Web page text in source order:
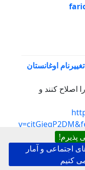
پذیرم!
اجتماعی و آمار
کنیم
اوغانستان
اصلاح کنند ‏و‏